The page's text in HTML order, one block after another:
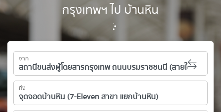
กรุงเทพฯ ไป บ้านหิน
จาก
ถึง